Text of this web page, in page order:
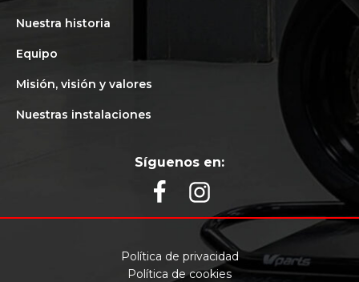
Nuestra historia
Equipo
Misión, visión y valores
Nuestras instalaciones
Síguenos en:
Política de privacidad
Política de cookies